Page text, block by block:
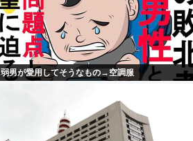
弱男が愛用してそうなもの→空調服